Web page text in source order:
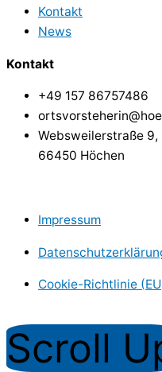
Kontakt
News
Kontakt
+49 157 86757486
Websweilerstraße 9,
66450 Höchen
Impressum
Cookie-Richtlinie
Scroll